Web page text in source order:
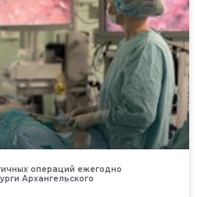
операций ежегодно
Архангельского